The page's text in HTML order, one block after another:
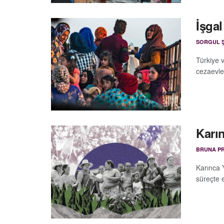
SORGUL
Türkiye
BRUNA
süreçte